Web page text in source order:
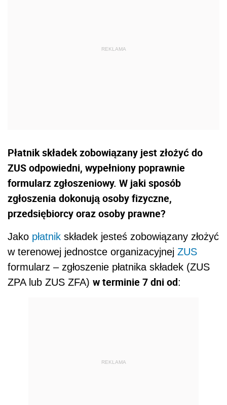
Płatnik składek zobowiązany jest złożyć do
ZUS odpowiedni, wypełniony poprawnie
formularz zgłoszeniowy. W jaki sposób
zgłoszenia dokonują osoby fizyczne,
przedsiębiorcy oraz osoby prawne?
Jako płatnik składek jesteś zobowiązany złożyć
w terenowej jednostce organizacyjnej ZUS
formularz – zgłoszenie płatnika składek (ZUS
ZPA lub ZUS ZFA) w terminie 7 dni od:
REKLAMA